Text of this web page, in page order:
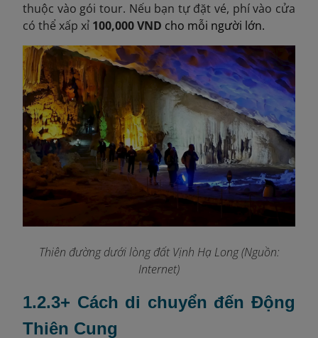
thuộc vào gói tour. Nếu bạn tự đặt vé, phí vào cửa
có thể xấp xỉ 100,000 VND cho mỗi người lớn.
Thiên đường dưới lòng đất Vịnh Hạ Long (Nguồn:
Internet)
1.2.3+ Cách di chuyển đến Động
Thiên Cung